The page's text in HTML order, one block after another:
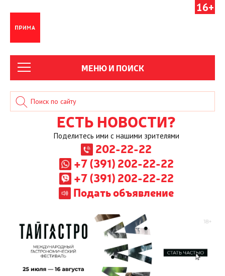
16+
МЕНЮ И ПОИСК
ЕСТЬ НОВОСТИ?
Поделитесь ими с нашими зрителями
202-22-22
+7 (391) 202-22-22
+7 (391) 202-22-22
Подать объявление